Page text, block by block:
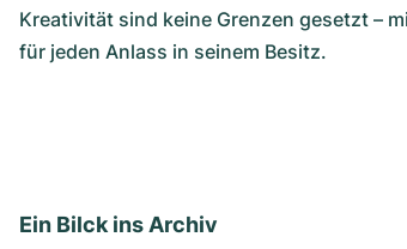
Kreativität sind keine Grenzen gesetzt –
für jeden Anlass in seinem Besitz.
Ein Bilck ins Archiv